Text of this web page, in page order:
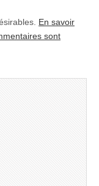
En savoir
sont